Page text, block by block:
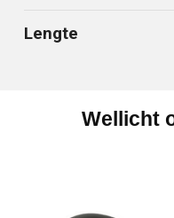
Lengte
Wellicht